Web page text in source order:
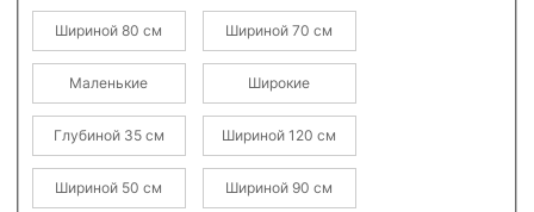
Шириной 80 см Шириной 70 см
Маленькие Широкие
Глубиной 35 см Шириной 120 см
Шириной 50 см Шириной 90 см